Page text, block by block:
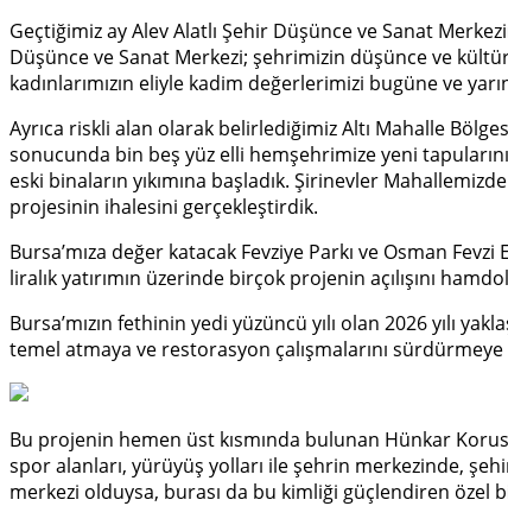
Geçtiğimiz ay Alev Alatlı Şehir Düşünce ve Sanat
Düşünce ve Sanat Merkezi; şehrimizin düşünce ve
kadınlarımızın eliyle kadim değerlerimizi bugüne ve
Ayrıca riskli alan olarak belirlediğimiz Altı Mahalle
sonucunda bin beş yüz elli hemşehrimize yeni
eski binaların yıkımına başladık. Şirinevler
projesinin ihalesini gerçekleştirdik.
Bursa’mıza değer katacak Fevziye Parkı ve Osman
liralık yatırımın üzerinde birçok projenin açılışını
Bursa’mızın fethinin yedi yüzüncü yılı olan 2026 yılı
temel atmaya ve restorasyon çalışmalarını sürdürmeye
Bu projenin hemen üst kısmında bulunan Hünkar
spor alanları, yürüyüş yolları ile şehrin merkezinde,
merkezi olduysa, burası da bu kimliği güçlendiren özel